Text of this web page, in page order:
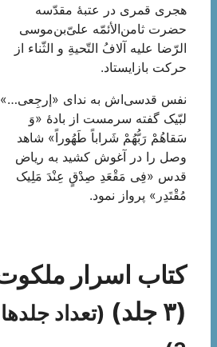
هجری قمری در عتبۀ مقدّسه
حضرت ثامن‌الأئمّه علىّ‌بن‌موسى
الرّضا علیه آلافُ التّحیةِ و الثّناء از
حرکت بازایستاد.
نفس قدسی‌اش به نداى «إرجِعی…»
لبّیک گفته سرمست از بادۀ «وَ
سَقاهُمْ رَبُّهُمْ شَراباً طَهُوراً» شاهد
وصل را در آغوش کشید به ریاض
قدس «فِی مَقْعَدِ صِدْقٍ عِنْدَ مَلِیک
مُقْتَدِر» پرواز نمود.
کتاب اسرار ملکوت
(۳ جلد)
(تعداد جلدها: